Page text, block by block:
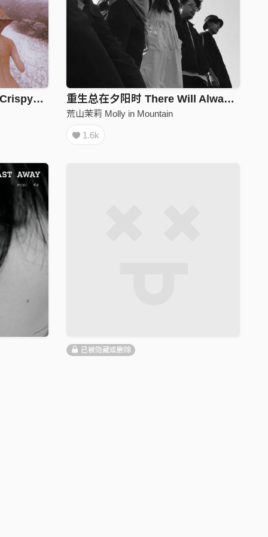
Take It Slow (恐龙的皮 X Crispy脆乐团) 重生总在夕阳时 There Will Always Be Tomorrow
荒山茉莉 Molly in Mountain
1.6k
已被隐藏或删除